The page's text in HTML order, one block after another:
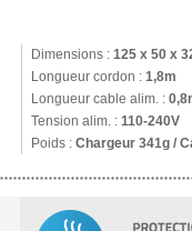
Dimensions : 125 x 50 x
Longueur cordon : 1,8m
Longueur cable alim. :
Tension alim. : 110-240V
Poids : Chargeur 341g /